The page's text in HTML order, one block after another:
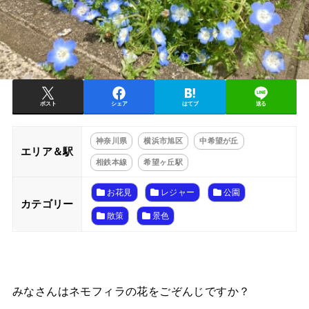
ポスト シェア はてブ 送る
エリア＆駅
神奈川県 横浜市旭区 中希望が丘
相鉄本線 希望ヶ丘駅
カテゴリー
お花見 レジャー 公園
散策 景色
みなさんはネモフィラの花をごぞんじですか？